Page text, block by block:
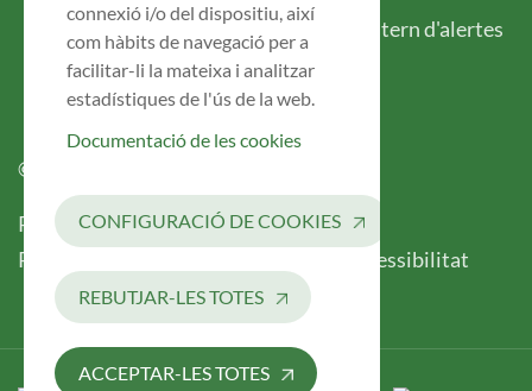
Canal intern d'alertes
© 2026 Consell Comarcal del Berguedà
Legal
Política de PrivacitatAvís Legal
Registre d’Activitats de Tractament
Accessibilitat
connexió i/o del dispositiu, així
com hàbits de navegació per a
facilitar-li la mateixa i analitzar
estadístiques de l'ús de la web.
Documentació de les cookies
CONFIGURACIÓ DE COOKIES
REBUTJAR-LES TOTES
ACCEPTAR-LES TOTES